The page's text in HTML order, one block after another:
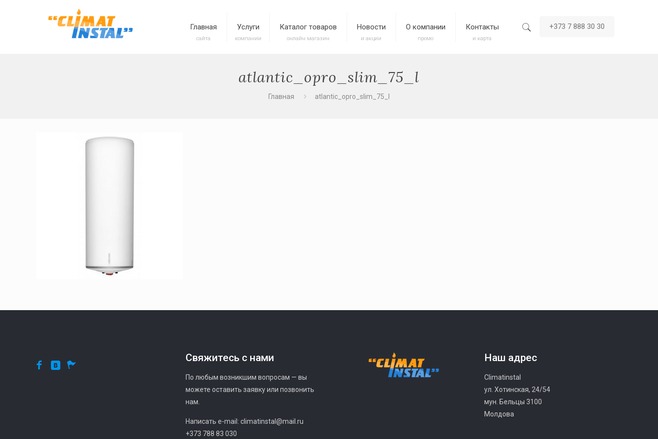
Главная
сайта
Услуги
компании
Каталог товаров
онлайн магазин
Новости
и акции
О компании
промо
Контакты
и карта
+373 7 888 30 30
atlantic_opro_slim_75_l
Главная atlantic_opro_slim_75_l
Свяжитесь с нами
По любым возникшим вопросам — вы
можете оставить заявку или позвонить
нам.
Написать e-mail: climatinstal@mail.ru
+373 788 83 030
Наш адрес
Climatinstal
ул. Хотинская, 24/54
мун. Бельцы 3100
Молдова